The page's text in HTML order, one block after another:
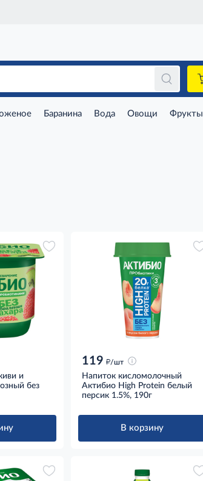
Баранина Вода Овощи Фрукты
и
без
119 д/шт
Напиток кисломолочный
Актибио High Protein белый
персик 1.5%, 190г
В корзину